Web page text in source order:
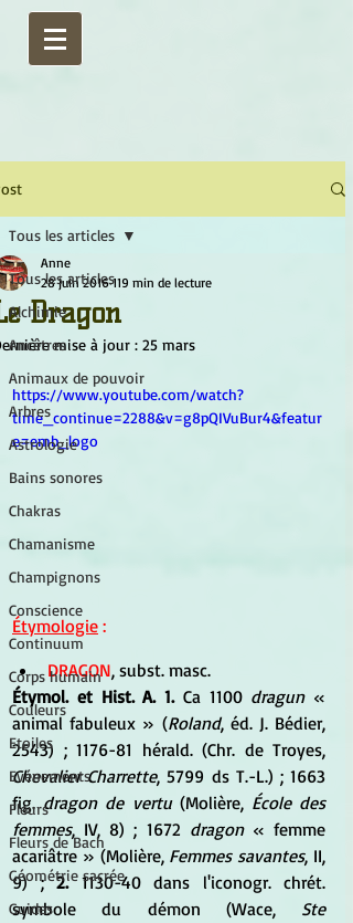
Tous les articles
Alchimie
Ancêtres
Animaux de pouvoir
Arbres
Astrologie
Bains sonores
Chakras
Chamanisme
Champignons
Conscience
Continuum
Corps humain
Couleurs
Etoiles
Evénements
Fleurs
Fleurs de Bach
Géométrie sacrée
Guides
Tous les articles
Dragon
Anne
28 juin 2016 119 min de lecture
mise à jour : 25 mars
https://www.youtube.com/watch?
time_continue=2288&v=g8pQIVuBur4&featur
e=emb_logo
Étymologie :
DRAGON, subst. masc.
Étymol. et Hist. A. 1. Ca 1100 dragun «
animal fabuleux » (Roland, éd. J. Bédier,
Chevalier Charrette, 5799 ds T.-L.) ; 1663
fig. dragon de vertu (Molière, École des
femmes, IV, 8) ; 1672 dragon « femme
acariâtre » (Molière, Femmes savantes, II,
9) ; 2. 1130-40 dans l'iconogr. chrét.
symbole du démon (Wace, Ste